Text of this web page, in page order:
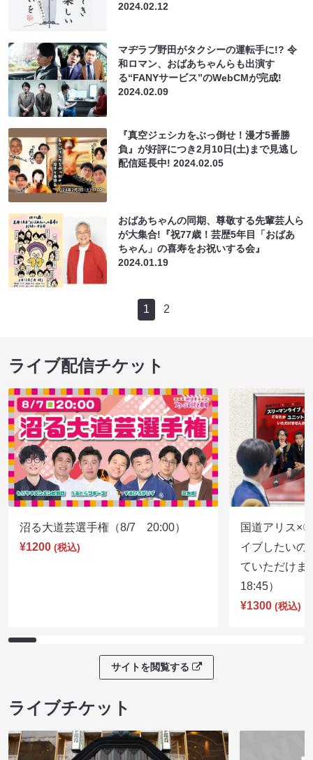
2024.02.12
マヂラブ野田がタクシーの運転手に!? 令
和ロマン、おばあちゃんらも出演す
る“FANYサービス”のWebCMが完成!
2024.02.09
『真空ジェシカをぶっ倒せ！漫才5番勝
負』が好評につき2月10日(土)まで見逃し
配信延長中!2024.02.05
おばあちゃんの同期、尊敬する先輩芸人ら
が大集合!『祝77歳！芸歴5年目「おばあ
ちゃん」の喜寿をお祝いする会』
2024.01.19
1 2
ライブ配信チケット
沼る大道芸選手権（8/7 20:00）
¥1200 (税込)
国道アリス×
イブしたいの
ていただけ
18:45）
¥1300 (税込)
サイトを閲覧する
ライブチケット